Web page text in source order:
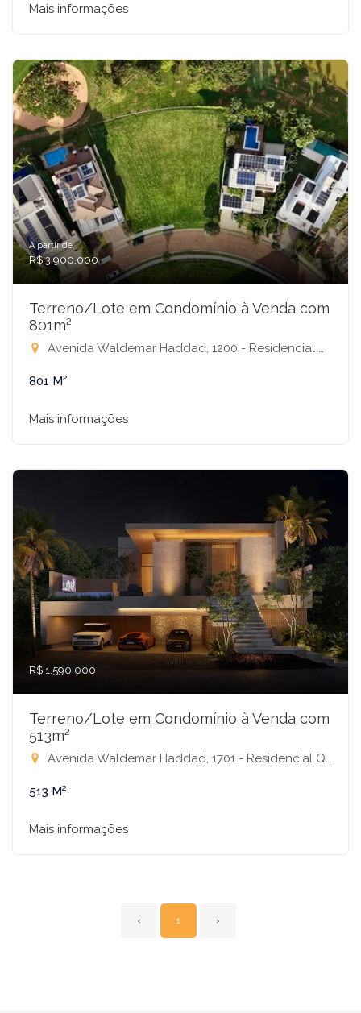
Mais informações
A partir de:
R$ 3.900.000
Terreno/Lote em Condomínio à Venda com
801m²
Avenida Waldemar Haddad, 1200 - Residencial Quinta do Golfe, São José do Rio Preto-SP
801 M²
Mais informações
R$ 1.590.000
Terreno/Lote em Condomínio à Venda com
513m²
Avenida Waldemar Haddad, 1701 - Residencial Quinta do Golfe, São José do Rio Preto-SP
513 M²
Mais informações
‹ 1 ›